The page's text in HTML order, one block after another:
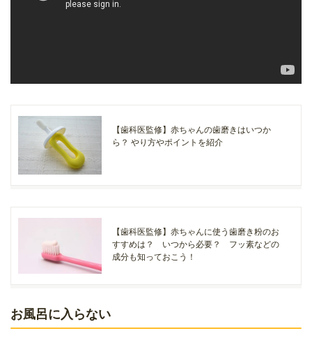
【歯科医監修】赤ちゃんの歯磨きはいつか
ら？ やり方やポイントを紹介
【歯科医監修】赤ちゃんに使う歯磨き粉のお
すすめは？ いつから必要？ フッ素などの
成分も知っておこう！
お風呂に入らない